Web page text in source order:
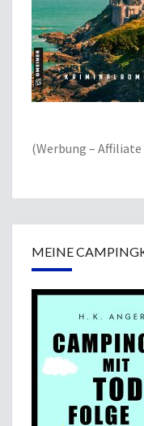
(Werbung –
MEINE